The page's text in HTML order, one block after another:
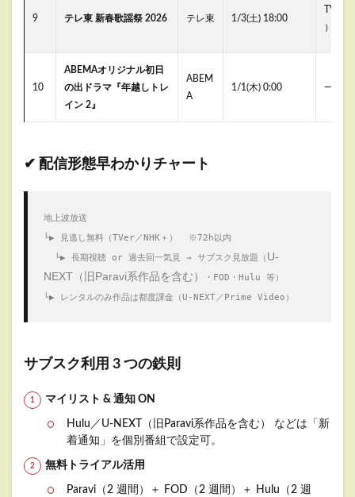
9 テレ東 新春歌謡祭 2026 テレ東 1/3(土) 18:00
TVer
）
10
ABEMAオリジナル初日
の出ドラマ『年越しトレ
イン 2』
ABEM
A
1/1(木) 0:00 ―
✔︎ 配信形態早わかりチャート
地上波放送
└▶ 見逃し無料（TVer／NHK＋）  ※72h以内
  └▶ 長期視聴 or 過去回一気見 → サブスク見放題（
U-
NEXT（旧Paravi系作品を含む）
・FOD・Hulu 等）
└▶ レンタルのみ作品は都度課金（U-NEXT／Prime Video）
サブスク利用 3 つの鉄則
マイリスト & 通知 ON
Hulu／U-NEXT（旧Paravi系作品を含む） などは「新
着通知」を個別番組で設定可。
無料トライアル活用
Paravi（2 週間）＋ FOD（2 週間）＋ Hulu（2 週